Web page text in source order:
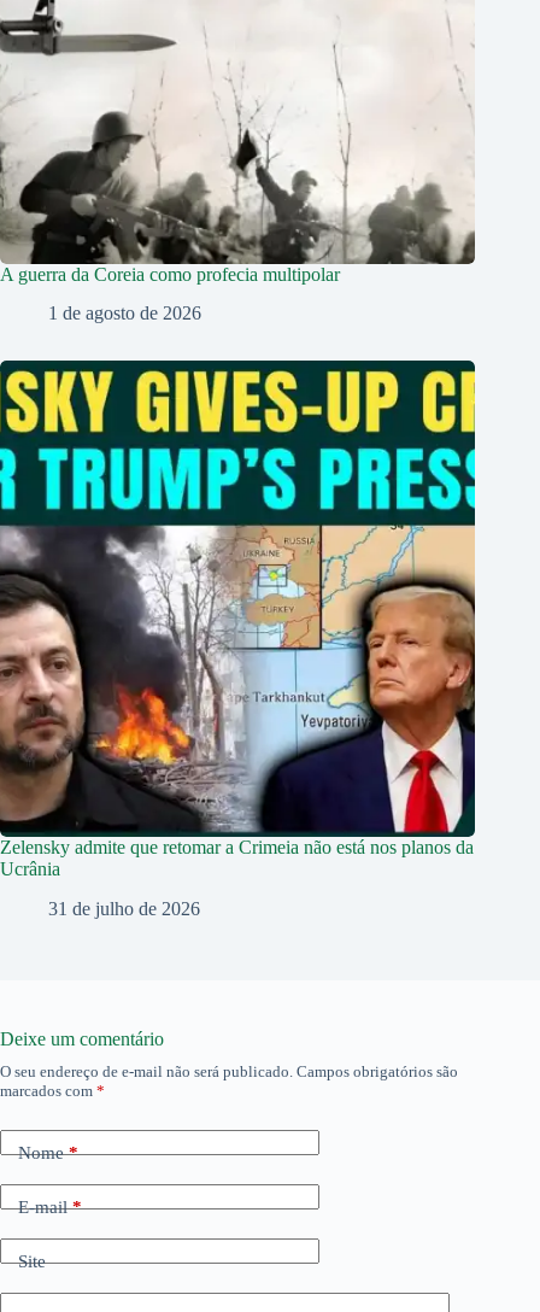
A guerra da Coreia como profecia multipolar
1 de agosto de 2026
Zelensky admite que retomar a Crimeia não está nos planos da
Ucrânia
31 de julho de 2026
Deixe um comentário
O seu endereço de e-mail não será publicado. Campos obrigatórios são
marcados com *
Nome*
E-mail*
Site